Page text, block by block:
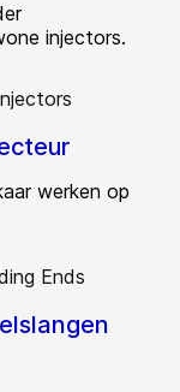
injectors.
werken op